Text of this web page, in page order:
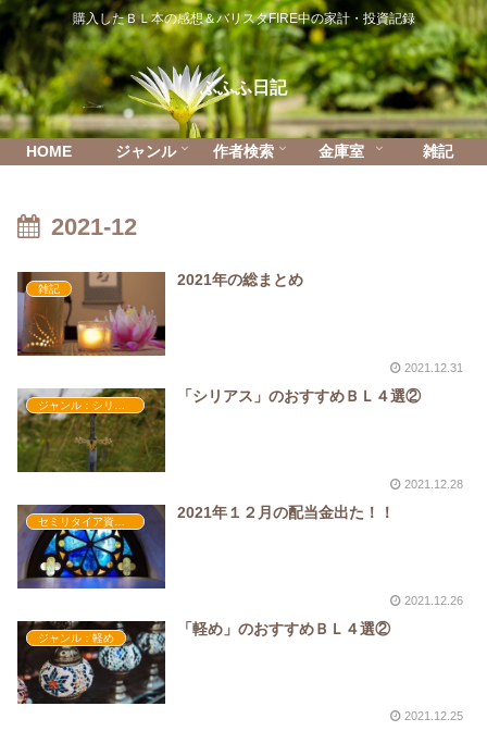
購入したＢＬ本の感想＆バリスタFIRE中の家計・投資記録
ふふふ日記
HOME ジャンル 作者検索 金庫室 雑記
2021-12
雑記
2021年の総まとめ
2021.12.31
「シリアス」のおすすめＢＬ４選②
2021.12.28
2021年１２月の配当金出た！！
2021.12.26
ジャンル：軽め
「軽め」のおすすめＢＬ４選②
2021.12.25